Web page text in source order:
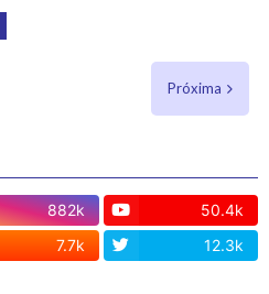
Próxima
882k
50.4k
7.7k 12.3k